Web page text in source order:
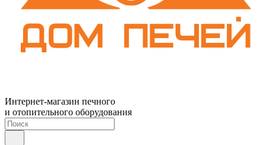
Интернет-магазин печного
и отопительного оборудования